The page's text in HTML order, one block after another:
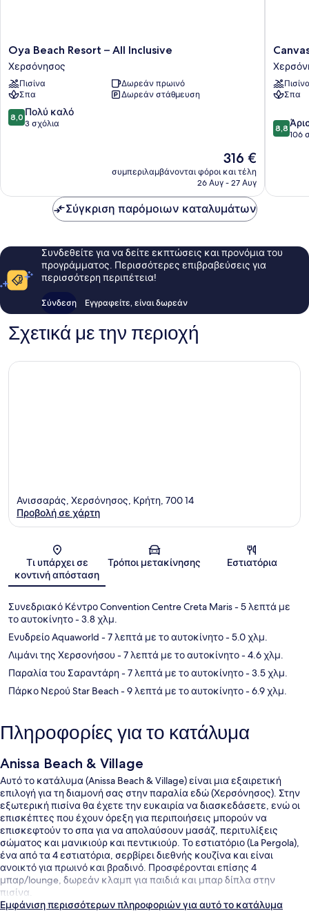
Oya
Beach
Resort
–
All
Inclusive
Χερσόνησος
Oya Beach Resort – All Inclusive
Χερσόνησος
Πισίνα
Δωρεάν πρωινό
Σπα
Δωρεάν στάθμευση
8.0
στα
8,0 Πολύ καλό
3 σχόλια
Η
τιμή
είναι
316 €
συμπεριλαμβάνονται φόροι και τέλη
26 Αυγ - 27 Αυγ
Canvas
by
Mitsis
Cretan
Village
Σπα
8.8
στα
8,8
106
Σύγκριση παρόμοιων καταλυμάτων
Συνδεθείτε για να δείτε εκπτώσεις και προνόμια του
προγράμματος. Περισσότερες επιβραβεύσεις για
περισσότερη περιπέτεια!
Σύνδεση Εγγραφείτε, είναι δωρεάν
Σχετικά με την περιοχή
Χάρτης
Ανισσαράς, Χερσόνησος, Κρήτη, 700 14
Προβολή σε χάρτη
Τι υπάρχει σε
κοντινή απόσταση
Τρόποι μετακίνησης Εστιατόρια
Συνεδριακό Κέντρο Convention Centre Creta Maris- 5 λεπτά με
το αυτοκίνητο- 3.8 χλμ.
Ενυδρείο Aquaworld - 7 λεπτά με το αυτοκίνητο- 5.0 χλμ.
Λιμάνι της Χερσονήσου - 7 λεπτά με το αυτοκίνητο- 4.6 χλμ.
Παραλία του Σαραντάρη- 7 λεπτά με το αυτοκίνητο- 3.5 χλμ.
Πάρκο Νερού Star Beach- 9 λεπτά με το αυτοκίνητο- 6.9 χλμ.
Πληροφορίες για το κατάλυμα
Anissa Beach & Village
Αυτό το κατάλυμα (Anissa Beach & Village) είναι μια εξαιρετική
επιλογή για τη διαμονή σας στην παραλία εδώ (Χερσόνησος). Στην
εξωτερική πισίνα θα έχετε την ευκαιρία να διασκεδάσετε, ενώ οι
επισκέπτες που έχουν όρεξη για περιποιήσεις μπορούν να
επισκεφτούν το σπα για να απολαύσουν μασάζ, περιτυλίξεις
σώματος και μανικιούρ και πεντικιούρ. Το εστιατόριο (La Pergola),
ένα από τα 4 εστιατόρια, σερβίρει διεθνής κουζίνα και είναι
ανοικτό για πρωινό και βραδινό. Προσφέρονται επίσης 4
μπαρ/lounge, δωρεάν κλαμπ για παιδιά και μπαρ δίπλα στην
πισίνα.
Εμφάνιση περισσότερων πληροφοριών για αυτό το κατάλυμα